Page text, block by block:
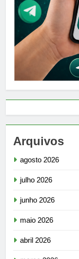
Arquivos
agosto 2026
julho 2026
junho 2026
maio 2026
abril 2026